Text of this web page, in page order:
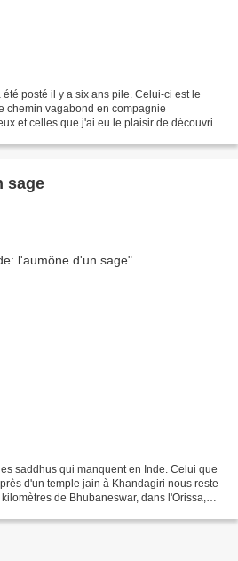
posté il y a six ans pile. Celui-ci est le
chemin vagabond en compagnie
et celles que j'ai eu le plaisir de découvrir
sage
saddhus qui manquent en Inde. Celui que
d'un temple jain à Khandagiri nous reste
de Bhubaneswar, dans l'Orissa,